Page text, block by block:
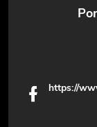
https://